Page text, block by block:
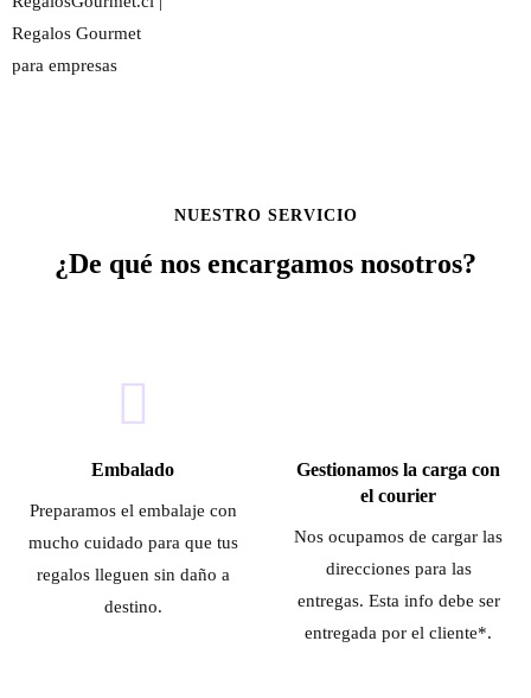
NUESTRO SERVICIO
¿De qué nos encargamos nosotros?
Embalado
Preparamos el embalaje con
mucho cuidado para que tus
regalos lleguen sin daño a
destino.
Gestionamos la carga con
el courier
Nos ocupamos de cargar las
direcciones para las
entregas. Esta info debe ser
entregada por el cliente*.